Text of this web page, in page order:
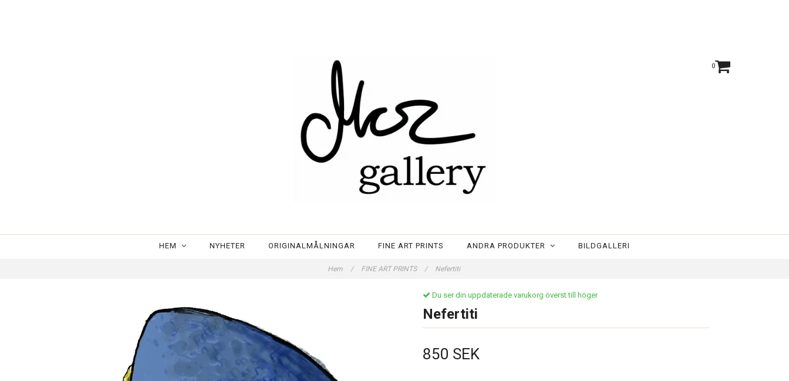
0
HEM NYHETER ORIGINALMÅLNINGAR FINE ART PRINTS ANDRA PRODUKTER BILDGALLERI
Hem / FINE ART PRINTS / Nefertiti
Du ser din uppdaterade varukorg överst till höger
Nefertiti
850 SEK